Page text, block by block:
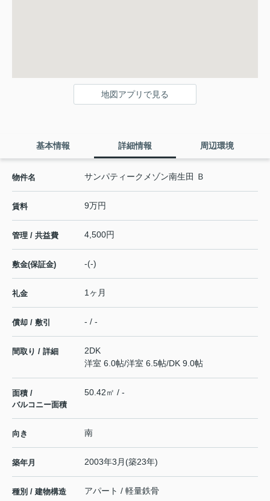
地図アプリで見る
基本情報 詳細情報 周辺環境
物件名 サンパティークメゾン南生田 Ｂ
賃料 9万円
管理 / 共益費 4,500円
敷金(保証金) -(-)
礼金 1ヶ月
償却 / 敷引 - / -
間取り / 詳細
2DK
洋室 6.0帖/洋室 6.5帖/DK 9.0帖
面積 /
バルコニー面積
50.42㎡ / -
向き 南
築年月 2003年3月(築23年)
種別 / 建物構造 アパート / 軽量鉄骨